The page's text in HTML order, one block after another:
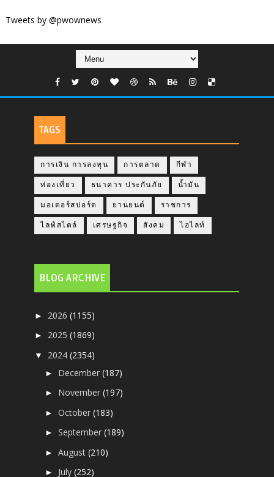
Tweets by @pwownews
TAGS
การเงิน การลงทุน การตลาด กีฬา
ท่องเที่ยว ธนาคาร ประกันภัย น้ำมัน
มอเตอร์สปอร์ต ยานยนต์ ราชการ
ไลฟ์สไตล์ เศรษฐกิจ สังคม ไฮไลท์
BLOG ARCHIVE
► 2026(1155)
► 2025(1869)
▼ 2024(2354)
► December(187)
► November(197)
►October(183)
►September(189)
►August(210)
► July(252)